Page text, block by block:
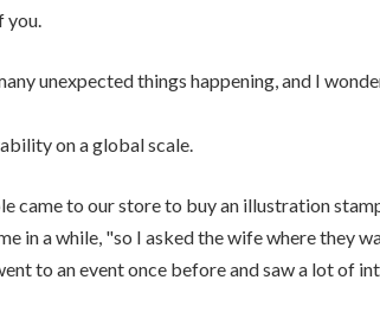
you.
unexpected things happening, and I
on a global scale.
came to our store to buy an illustration
in a while, "so I asked the wife where they
to an event once before and saw a lot of